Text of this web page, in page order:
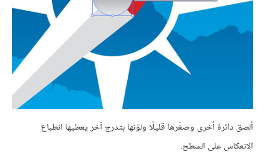
ألصق دائرة أخرى وصغّرها قليلًا ولوّنها بتدرج آخر يعطيها انطباع
الانعكاس على السطح.